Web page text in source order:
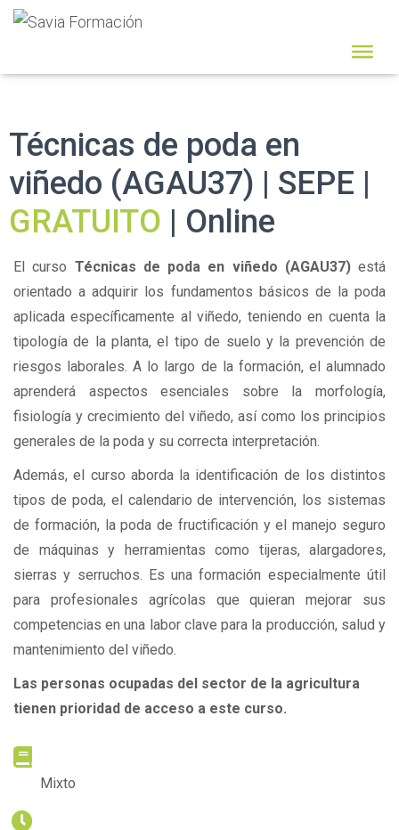
Técnicas de poda en
viñedo (AGAU37) | SEPE |
GRATUITO | Online
El curso Técnicas de poda en viñedo (AGAU37)está
orientado a adquirir los fundamentos básicos de la poda
aplicada específicamente al viñedo, teniendo en cuenta la
tipología de la planta, el tipo de suelo y la prevención de
riesgos laborales. A lo largo de la formación, el alumnado
aprenderá aspectos esenciales sobre la morfología,
fisiología y crecimiento del viñedo, así como los principios
generales de la poda y su correcta interpretación.
Además, el curso aborda la identificación de los distintos
tipos de poda, el calendario de intervención, los sistemas
de formación, la poda de fructificación y el manejo seguro
de máquinas y herramientas como tijeras, alargadores,
sierras y serruchos. Es una formación especialmente útil
para profesionales agrícolas que quieran mejorar sus
competencias en una labor clave para la producción, salud y
mantenimiento del viñedo.
Las personas ocupadas del sector de la agricultura
tienen prioridad de acceso a este curso.
Mixto